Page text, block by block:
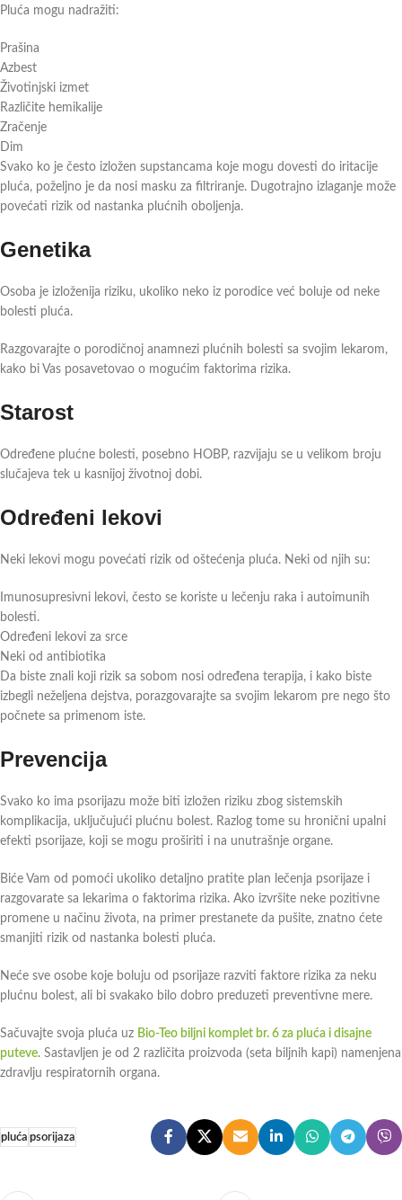
Pluća mogu nadražiti:
Prašina
Azbest
Životinjski izmet
Različite hemikalije
Zračenje
Dim
Svako ko je često izložen supstancama koje mogu dovesti do iritacije
pluća, poželjno je da nosi masku za filtriranje. Dugotrajno izlaganje može
povećati rizik od nastanka plućnih oboljenja.
Genetika
Osoba je izloženija riziku, ukoliko neko iz porodice već boluje od neke
bolesti pluća.
Razgovarajte o porodičnoj anamnezi plućnih bolesti sa svojim lekarom,
kako bi Vas posavetovao o mogućim faktorima rizika.
Starost
Određene plućne bolesti, posebno HOBP, razvijaju se u velikom broju
slučajeva tek u kasnijoj životnoj dobi.
Određeni lekovi
Neki lekovi mogu povećati rizik od oštećenja pluća. Neki od njih su:
Imunosupresivni lekovi, često se koriste u lečenju raka i autoimunih
bolesti.
Određeni lekovi za srce
Neki od antibiotika
Da biste znali koji rizik sa sobom nosi određena terapija, i kako biste
izbegli neželjena dejstva, porazgovarajte sa svojim lekarom pre nego što
počnete sa primenom iste.
Prevencija
Svako ko ima psorijazu može biti izložen riziku zbog sistemskih
komplikacija, uključujući plućnu bolest. Razlog tome su hronični upalni
efekti psorijaze, koji se mogu proširiti i na unutrašnje organe.
Biće Vam od pomoći ukoliko detaljno pratite plan lečenja psorijaze i
razgovarate sa lekarima o faktorima rizika. Ako izvršite neke pozitivne
promene u načinu života, na primer prestanete da pušite, znatno ćete
smanjiti rizik od nastanka bolesti pluća.
Neće sve osobe koje boluju od psorijaze razviti faktore rizika za neku
plućnu bolest, ali bi svakako bilo dobro preduzeti preventivne mere.
Sačuvajte svoja pluća uz Bio-Teo biljni komplet br. 6 za pluća i disajne
puteve. Sastavljen je od 2 različita proizvoda (seta biljnih kapi) namenjena
zdravlju respiratornih organa.
pluća psorijaza